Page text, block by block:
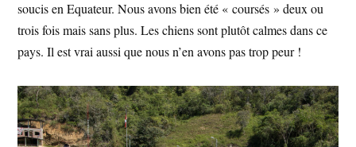
soucis en Equateur. Nous avons bien été « coursés » deux ou
trois fois mais sans plus. Les chiens sont plutôt calmes dans ce
pays. Il est vrai aussi que nous n’en avons pas trop peur !